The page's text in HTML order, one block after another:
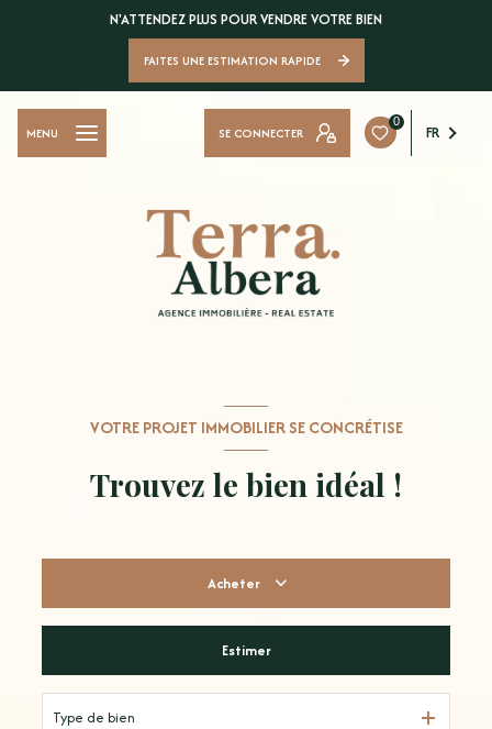
N'ATTENDEZ PLUS POUR VENDRE VOTRE BIEN
FAITES UNE ESTIMATION RAPIDE
SE CONNECTER
0
FR
MENU
VOTRE PROJET IMMOBILIER SE CONCRÉTISE
Trouvez le bien idéal !
Acheter
Estimer
Type de bien